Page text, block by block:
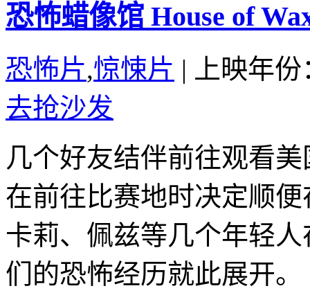
恐怖蜡像馆 House of
恐怖片,惊悚片 |
上映年
去抢沙发
几个好友结伴前往观看
在前往比赛地时决定顺
卡莉、佩兹等几个年轻
们的恐怖经历就此展开